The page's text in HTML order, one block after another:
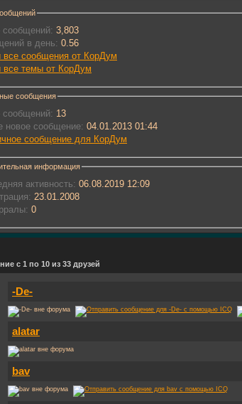
сообщений: 3,803
в день: 0.56
все сообщения от КорДум
все темы от КорДум
сообщения
сообщений: 13
новое сообщение: 04.01.2013 01:44
сообщение для КорДум
информация
активность: 06.08.2019 12:09
23.01.2008
0
с 1 по 10 из 33 друзей
-De-
alatar
bav